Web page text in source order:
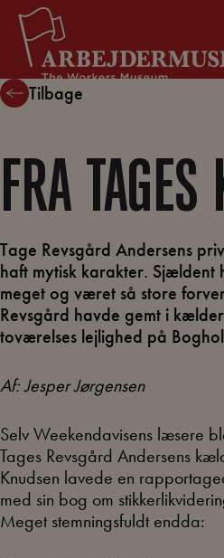
Hop
indholdet
Tilbage
FRA
Tage Revsgård Andersens
haft mytisk karakter.
meget og været så store
Revsgård havde gemt i
toværelses lejlighed på
Af: Jesper Jørgensen
Selv Weekendavisens læsere
Tages Revsgård Andersens
Knudsen lavede en
med sin bog om
Meget stemningsfuldt endda: